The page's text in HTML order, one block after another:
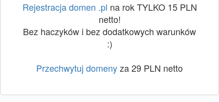
Rejestracja domen .pl na rok TYLKO 15 PLN
netto!
Bez haczyków i bez dodatkowych warunków
:)
Przechwytuj domenyza 29 PLN netto